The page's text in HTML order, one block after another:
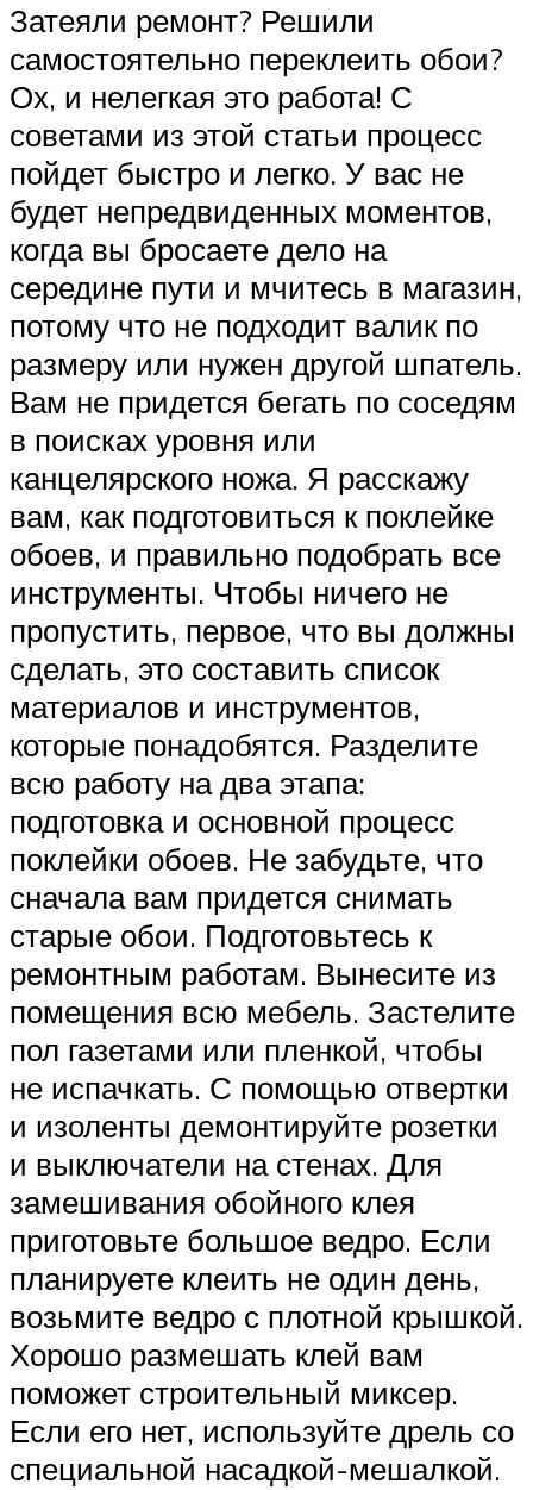
Затеяли ремонт? Решили
самостоятельно переклеить обои?
Ох, и нелегкая это работа! С
советами из этой статьи процесс
пойдет быстро и легко. У вас не
будет непредвиденных моментов,
когда вы бросаете дело на
середине пути и мчитесь в магазин,
потому что не подходит валик по
размеру или нужен другой шпатель.
Вам не придется бегать по соседям
в поисках уровня или
канцелярского ножа. Я расскажу
вам, как подготовиться к поклейке
обоев, и правильно подобрать все
инструменты. Чтобы ничего не
пропустить, первое, что вы должны
сделать, это составить список
материалов и инструментов,
которые понадобятся. Разделите
всю работу на два этапа:
подготовка и основной процесс
поклейки обоев. Не забудьте, что
сначала вам придется снимать
старые обои. Подготовьтесь к
ремонтным работам. Вынесите из
помещения всю мебель. Застелите
пол газетами или пленкой, чтобы
не испачкать. С помощью отвертки
и изоленты демонтируйте розетки
и выключатели на стенах. Для
замешивания обойного клея
приготовьте большое ведро. Если
планируете клеить не один день,
возьмите ведро с плотной крышкой.
Хорошо размешать клей вам
поможет строительный миксер.
Если его нет, используйте дрель со
специальной насадкой-мешалкой.